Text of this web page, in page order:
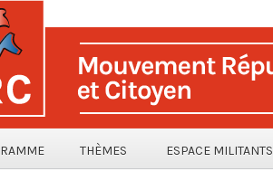
THÈMES ESPACE MILITANTS